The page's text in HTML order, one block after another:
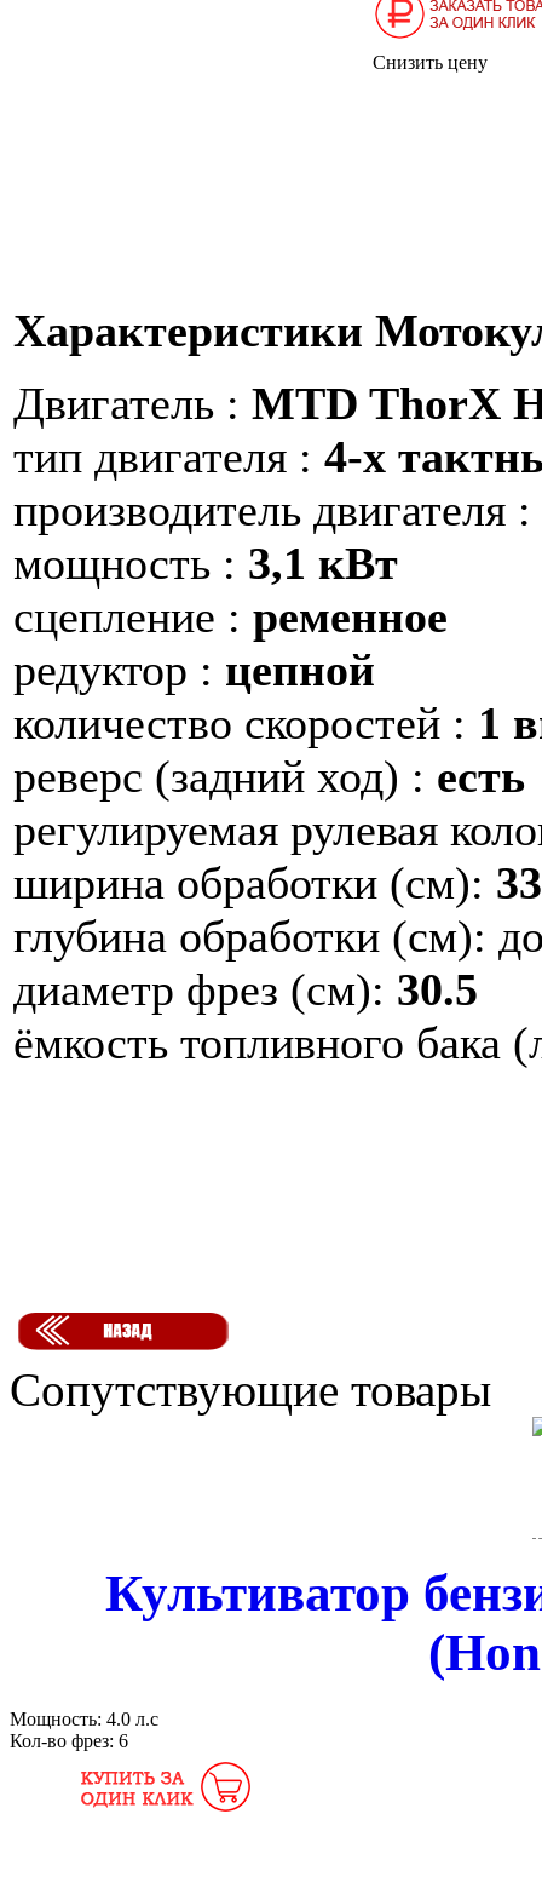
Снизить цену
Характеристики
Двигатель : MTD ThorX
тип двигателя : 4-х
производитель двигателя :
мощность : 3,1 кВт
сцепление : ременное
редуктор : цепной
количество скоростей : 1
реверс (задний ход) : есть
регулируемая рулевая
ширина обработки (см):
глубина обработки (см):
диаметр фрез (см): 30.5
ёмкость топливного бака
Сопутствующие товары
Культиватор
Мощность: 4.0 л.с
Кол-во фрез: 6